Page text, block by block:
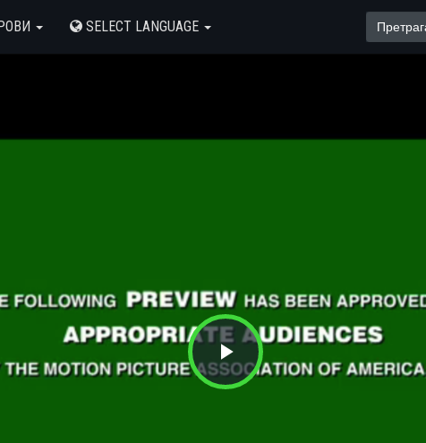
SELECT LANGUAGE
Play